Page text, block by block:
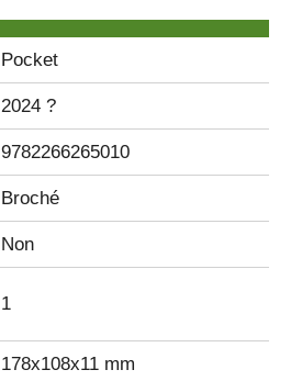
Pocket
2024 ?
9782266265010
Broché
Non
1
178x108x11 mm